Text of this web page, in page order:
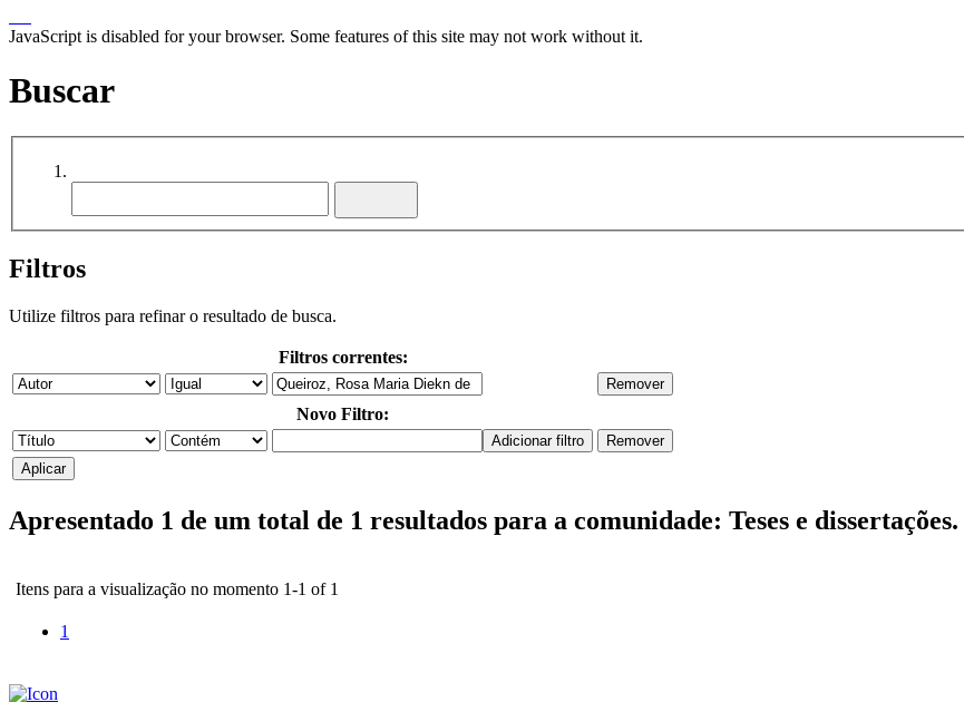
JavaScript is disabled for your browser. Some features of this site may not work without it.
Buscar
Filtros
Utilize filtros para refinar o resultado de busca.
Filtros correntes:
Novo Filtro:
Apresentado 1 de um total de 1 resultados para a comunidade: Teses e dissertações.
Itens para a visualização no momento 1-1 of 1
1